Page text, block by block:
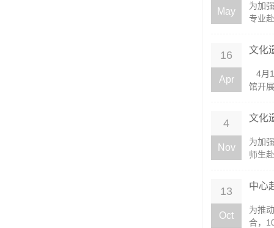
May
为加
专业
16
Apr
文化
4月
馆开
4
Nov
文化
为加
师生
13
Oct
中心
为推
合，